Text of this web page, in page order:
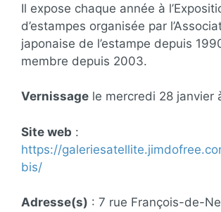
Il expose chaque année à
d’estampes organisée par
japonaise de l’estampe depuis
membre depuis 2003.
Vernissage le mercredi 28 janvier
Site web :
https://
bis/
Adresse(s) : 7 rue François-de-